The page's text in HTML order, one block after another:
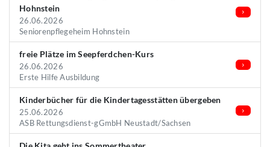
Hohnstein
26.06.2026
Seniorenpflegeheim Hohnstein
freie Plätze im Seepferdchen-Kurs
26.06.2026
Erste Hilfe Ausbildung
Kinderbücher für die Kindertagesstätten übergeben
25.06.2026
ASB Rettungsdienst-gGmbH Neustadt/Sachsen